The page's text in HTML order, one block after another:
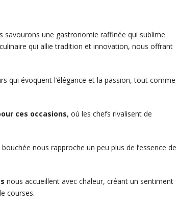
savourons une gastronomie raffinée qui sublime
qui allie tradition et innovation, nous offrant
qui évoquent l’élégance et la passion, tout comme
ces occasions, où les chefs rivalisent de
nous rapproche un peu plus de l’essence de
nous accueillent avec chaleur, créant un sentiment
courses.